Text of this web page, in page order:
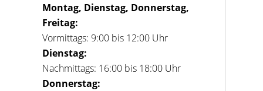
Montag, Dienstag, Donnerstag,
Freitag:
Vormittags: 9:00 bis 12:00 Uhr
Dienstag:
Nachmittags: 16:00 bis 18:00 Uhr
Donnerstag: